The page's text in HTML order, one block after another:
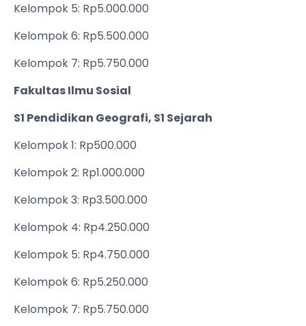
Kelompok 5: Rp5.000.000
Kelompok 6: Rp5.500.000
Kelompok 7: Rp5.750.000
Fakultas Ilmu Sosial
S1 Pendidikan Geografi, S1 Sejarah
Kelompok 1: Rp500.000
Kelompok 2: Rp1.000.000
Kelompok 3: Rp3.500.000
Kelompok 4: Rp4.250.000
Kelompok 5: Rp4.750.000
Kelompok 6: Rp5.250.000
Kelompok 7: Rp5.750.000